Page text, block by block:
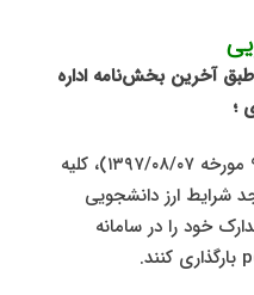
آخرین بخش‌نامه اداره
؛
(بخش‌نامه شماره ۲۳۳۴۵۲/ ۹۷ مورخه ۱۳۹۷/۰۸/۰۷)، کلیه
شرایط ارز دانشجویی
از تاریخ ۱۳۹۷/۰۸/۱۹ مدارک خود را در سامانه